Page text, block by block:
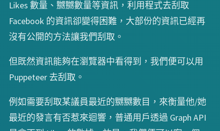
Likes 數量、嬲嬲數量等資訊，利用程式去刮取
Facebook 的資訊卻變得困難，大部份的資訊已經再
沒有公開的方法讓我們刮取。
但既然資訊能夠在瀏覽器中看得到，我們便可以用
Puppeteer 去刮取。
例如需要刮取某議員最近的嬲嬲數目，來衡量他/她
最近的發言有否惹來迴響，普通用戶透過 Graph API